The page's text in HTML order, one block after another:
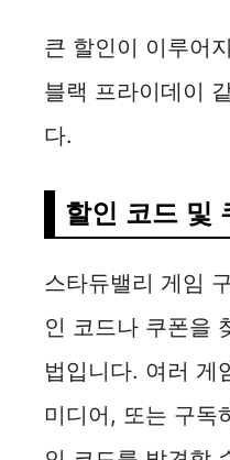
큰 할인이 이루어
블랙 프라이데이
다.
할인 코드 및
스타듀밸리 게임
인 코드나 쿠폰을
법입니다. 여러 게
미디어, 또는 구독